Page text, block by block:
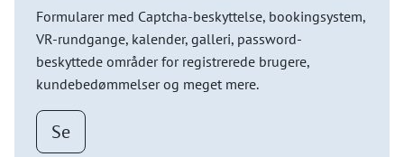
Formularer med Captcha-beskyttelse, bookingsystem,
VR-rundgange, kalender, galleri, password-
beskyttede områder for registrerede brugere,
kundebedømmelser og meget mere.
Se